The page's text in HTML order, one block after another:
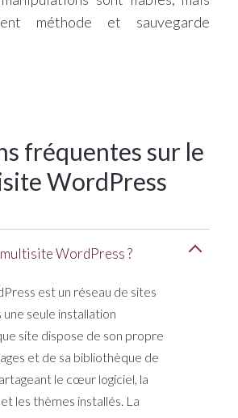
méthode et sauvegarde
fréquentes sur le
WordPress
multisite WordPress ?
est un réseau de sites
seule installation
site dispose de son propre
et de sa bibliothèque de
le cœur logiciel, la
les thèmes installés. La